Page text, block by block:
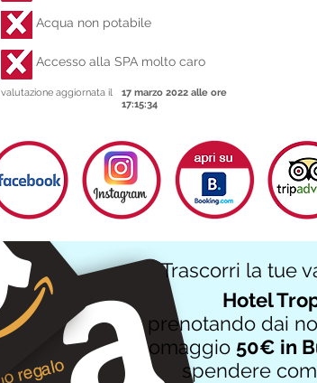
Acqua non potabile
Accesso alla SPA molto caro
valutazione aggiornata il
17 marzo 2022 alle ore
17:15:34
Trascorri la tue
Hotel
prenotando dai
omaggio 50€ in
spendere